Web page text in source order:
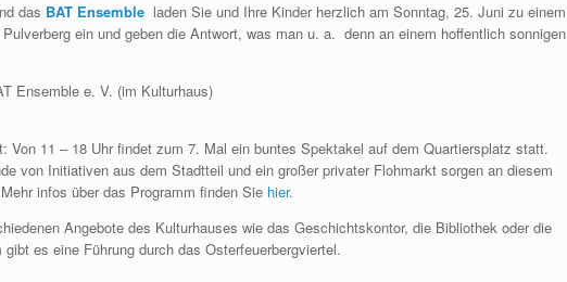
das BAT Ensemble laden Sie und Ihre Kinder herzlich am Sonntag, 25. Juni zu einem
ein und geben die Antwort, was man u. a. denn an einem hoffentlich sonnigen
Ensemble e. V. (im Kulturhaus)
Von 11 – 18 Uhr findet zum 7. Mal ein buntes Spektakel auf dem Quartiersplatz statt.
von Initiativen aus dem Stadtteil und ein großer privater Flohmarkt sorgen an diesem
infos über das Programm finden Sie hier.
Angebote des Kulturhauses wie das Geschichtskontor, die Bibliothek oder die
es eine Führung durch das Osterfeuerbergviertel.